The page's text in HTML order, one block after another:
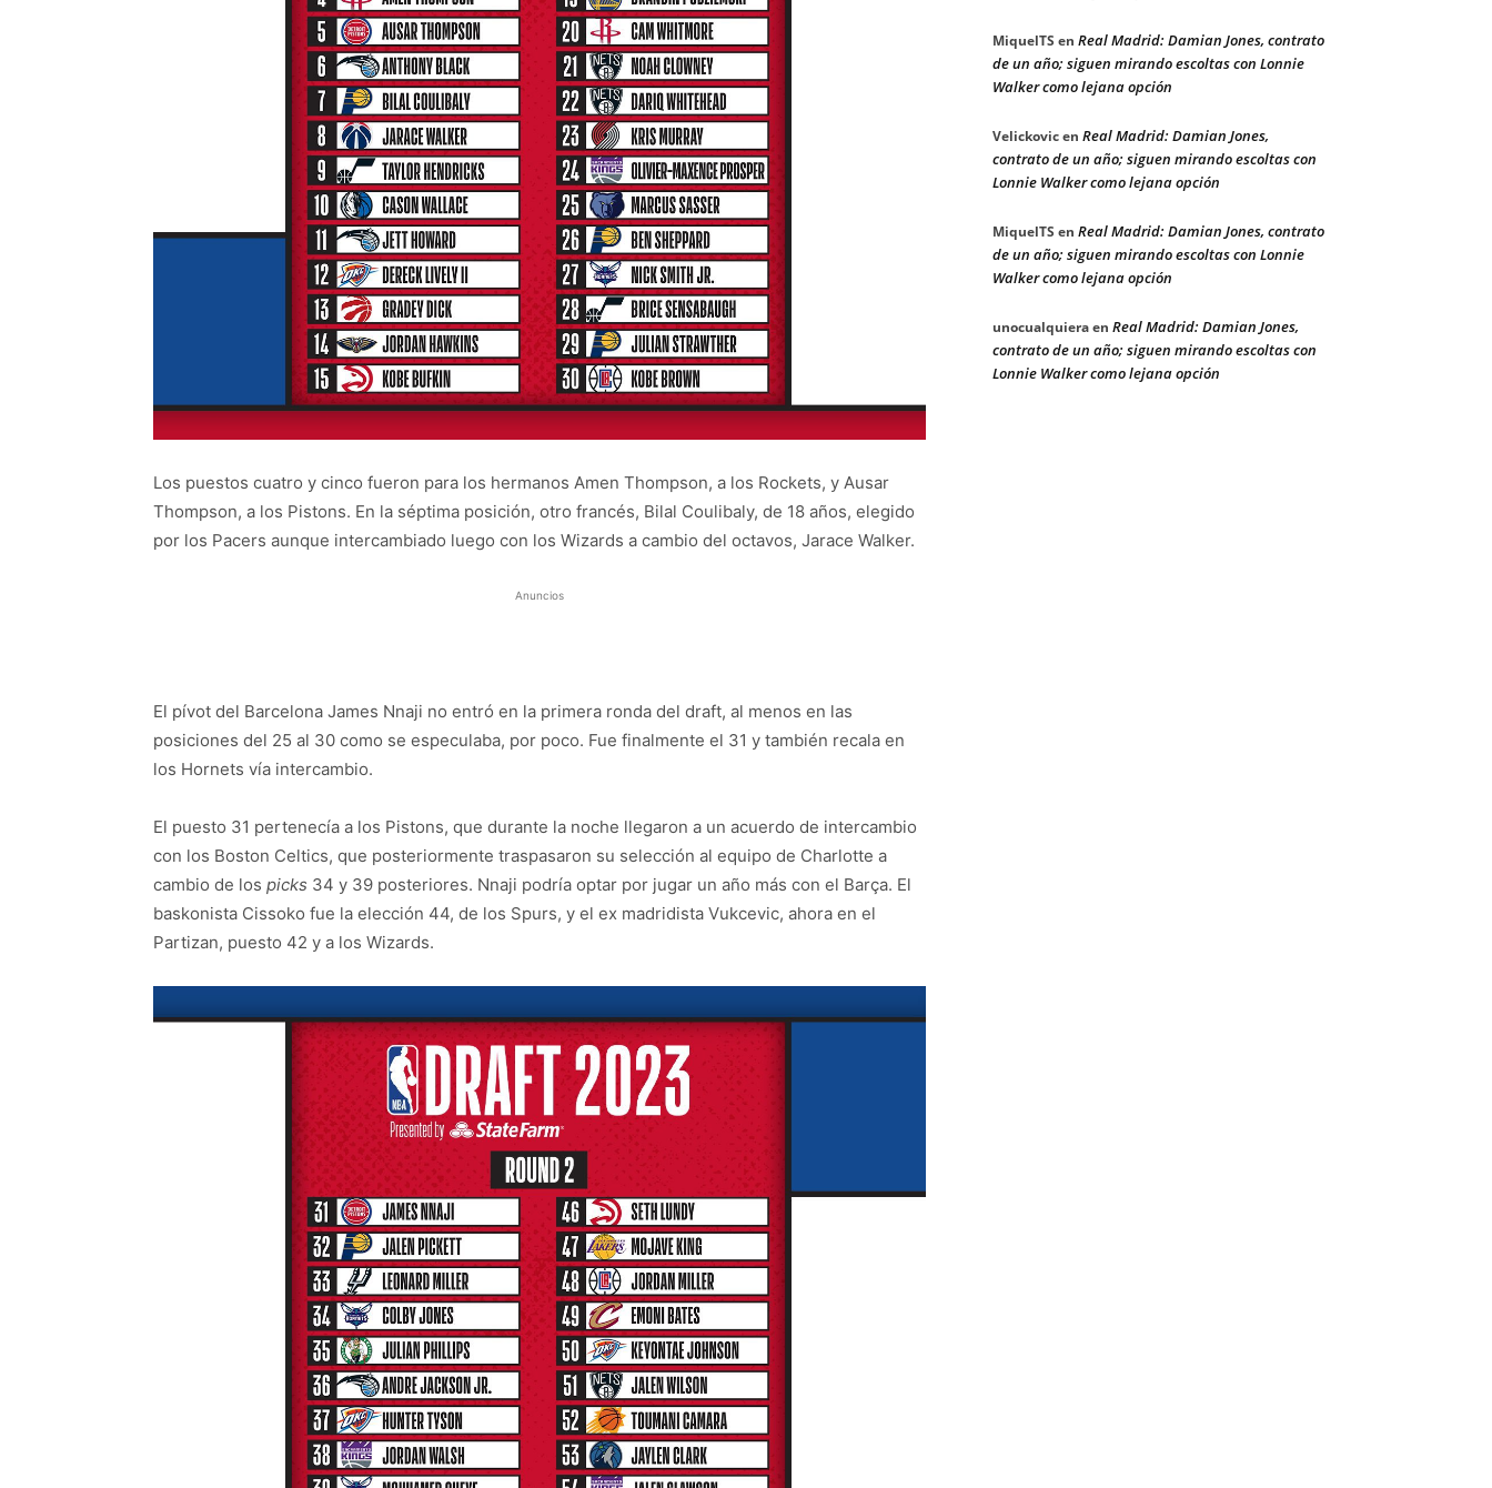
Los puestos cuatro y cinco fueron para los hermanos Amen Thompson, a los Rockets, y Ausar
Thompson, a los Pistons. En la séptima posición, otro francés, Bilal Coulibaly, de 18 años, elegido
por los Pacers aunque intercambiado luego con los Wizards a cambio del octavos, Jarace Walker.
Anuncios
El pívot del Barcelona James Nnaji no entró en la primera ronda del draft, al menos en las
posiciones del 25 al 30 como se especulaba, por poco. Fue finalmente el 31 y también recala en
los Hornets vía intercambio.
El puesto 31 pertenecía a los Pistons, que durante la noche llegaron a un acuerdo de intercambio
con los Boston Celtics, que posteriormente traspasaron su selección al equipo de Charlotte a
cambio de los picks 34 y 39 posteriores. Nnaji podría optar por jugar un año más con el Barça. El
baskonista Cissoko fue la elección 44, de los Spurs, y el ex madridista Vukcevic, ahora en el
Partizan, puesto 42 y a los Wizards.
MiquelTS en Real Madrid: Damian Jones, contrato
de un año; siguen mirando escoltas con Lonnie
Walker como lejana opción
Velickovicen Real Madrid: Damian Jones,
contrato de un año; siguen mirando escoltas con
Lonnie Walker como lejana opción
MiquelTS en Real Madrid: Damian Jones, contrato
de un año; siguen mirando escoltas con Lonnie
Walker como lejana opción
unocualquieraen Real Madrid: Damian Jones,
contrato de un año; siguen mirando escoltas con
Lonnie Walker como lejana opción